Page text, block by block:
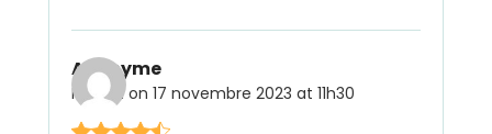
Anonyme
Posted on 17 novembre 2023 at 11h30